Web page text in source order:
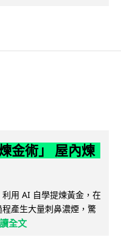
金術」 屋內煉
用 AI 自學提煉黃金，在
產生大量刺鼻濃煙，驚
全文